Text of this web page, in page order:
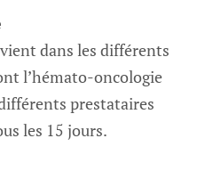
dans les différents
l’hémato-oncologie
prestataires
les 15 jours.